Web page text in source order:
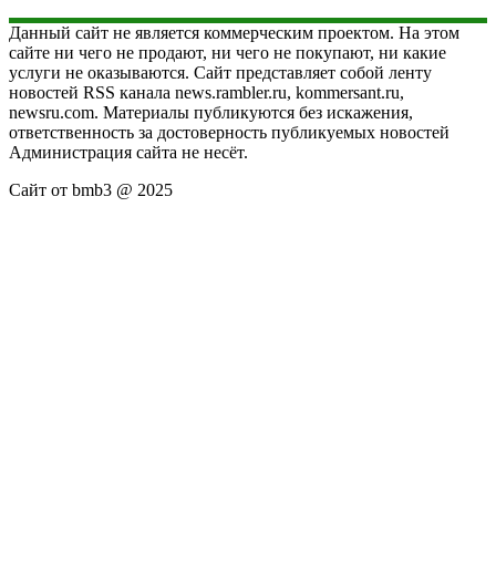
Данный сайт не является коммерческим проектом. На этом
сайте ни чего не продают, ни чего не покупают, ни какие
услуги не оказываются. Сайт представляет собой ленту
новостей RSS канала news.rambler.ru, kommersant.ru,
newsru.com. Материалы публикуются без искажения,
ответственность за достоверность публикуемых новостей
Администрация сайта не несёт.
Сайт от bmb3 @ 2025